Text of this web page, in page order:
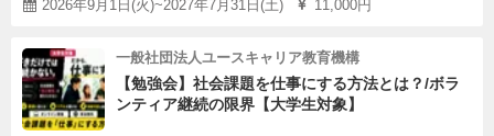
2026年9月1日(火)~2027年7月31日(土)
11,000円
一般社団法人ユースキャリア教育機構
【勉強会】社会課題を仕事にする方法とは？/ボラ
ンティア継続の限界【大学生対象】